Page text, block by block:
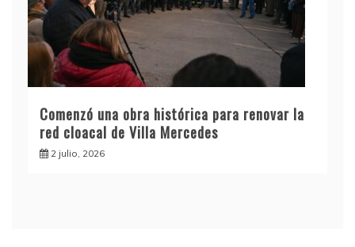
Comenzó una obra histórica para renovar la
red cloacal de Villa Mercedes
2 julio, 2026